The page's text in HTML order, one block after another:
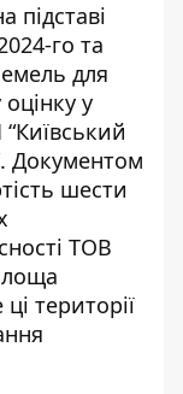
підставі
го та
для
оцінку у
“Київський
Документом
шести
ТОВ
території